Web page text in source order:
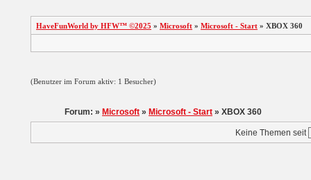
HaveFunWorld by HFW™ ©2025 » Microsoft » Microsoft - Start » XBOX 360
(Benutzer im Forum aktiv: 1 Besucher)
Forum: » Microsoft » Microsoft - Start » XBOX 360
Keine Themen seit